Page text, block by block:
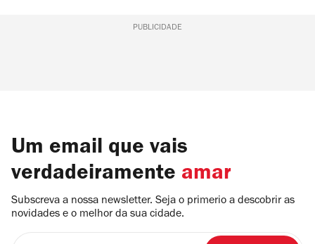
PUBLICIDADE
Um email que vais
verdadeiramente amar
Subscreva a nossa newsletter. Seja o primerio a descobrir as
novidades e o melhor da sua cidade.